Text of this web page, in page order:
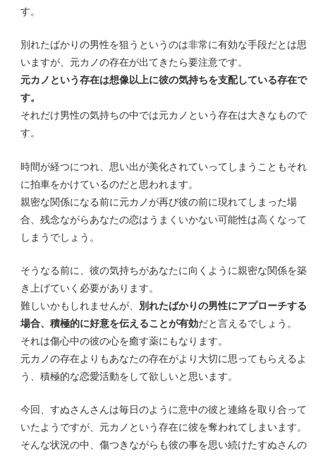
す。
別れたばかりの男性を狙うというのは非常に有効な手段だとは思
いますが、元カノの存在が出てきたら要注意です。
元カノという存在は想像以上に彼の気持ちを支配している存在で
す。
それだけ男性の気持ちの中では元カノという存在は大きなもので
す。
時間が経つにつれ、思い出が美化されていってしまうこともそれ
に拍車をかけているのだと思われます。
親密な関係になる前に元カノが再び彼の前に現れてしまった場
合、残念ながらあなたの恋はうまくいかない可能性は高くなって
しまうでしょう。
そうなる前に、彼の気持ちがあなたに向くように親密な関係を築
き上げていく必要があります。
難しいかもしれませんが、 別れたばかりの男性にアプローチする
場合、積極的に好意を伝えることが有効だと言えるでしょう。
それは傷心中の彼の心を癒す薬にもなります。
元カノの存在よりもあなたの存在がより大切に思ってもらえるよ
う、積極的な恋愛活動をして欲しいと思います。
今回、すぬさんさんは毎日のように意中の彼と連絡を取り合って
いたようですが、元カノという存在に彼を奪われてしまいます。
そんな状況の中、傷つきながらも彼の事を思い続けたすぬさんの